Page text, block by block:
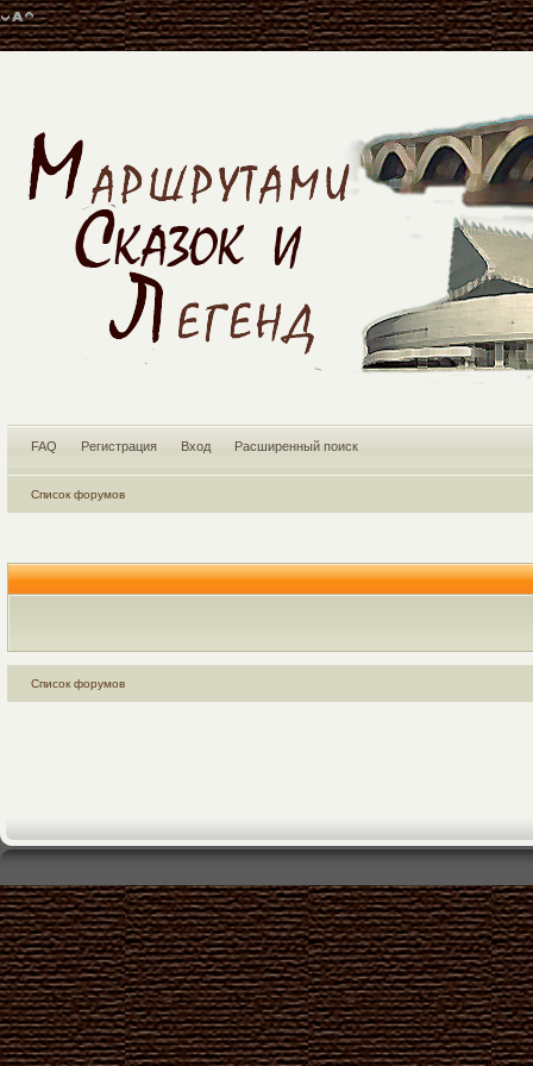
FAQ Регистрация Вход Расширенный поиск
Список форумов
Список форумов